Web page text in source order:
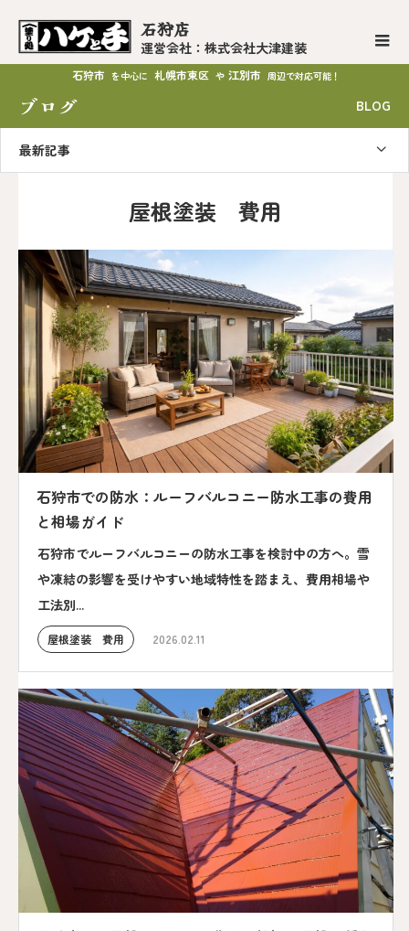
石狩店
運営会社：株式会社大津建装
石狩市 を中心に 札幌市東区 や 江別市 周辺で対応可能！
ブログ BLOG
最新記事
屋根塗装 費用
石狩市での防水：ルーフバルコニー防水工事の費用
と相場ガイド
石狩市でルーフバルコニーの防水工事を検討中の方へ。雪
や凍結の影響を受けやすい地域特性を踏まえ、費用相場や
工法別...
屋根塗装 費用 2026.02.11